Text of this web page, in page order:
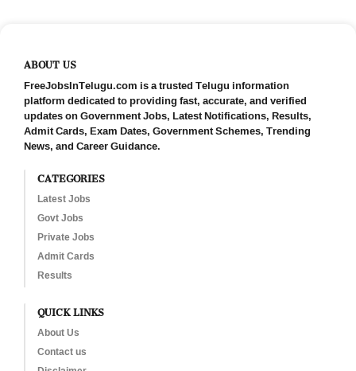
ABOUT US
FreeJobsInTelugu.com is a trusted Telugu information
platform dedicated to providing fast, accurate, and verified
updates on Government Jobs, Latest Notifications, Results,
Admit Cards, Exam Dates, Government Schemes, Trending
News, and Career Guidance.
CATEGORIES
Latest Jobs
Govt Jobs
Private Jobs
Admit Cards
Results
QUICK LINKS
About Us
Contact us